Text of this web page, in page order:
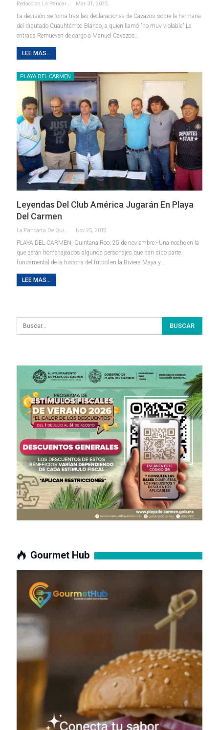
Redaccion La Pancarta De Quintana Roo Mar 31, 2025
La decisión se toma tras las declaraciones de Cavazos sobre la hermana
del diputado Cuauhtémoc Blanco, a quien llamó "no muy violable" La
entrada Remueven de cargo a Manuel Cavazos…
LEE MAS...
PLAYA DEL CARMEN
Leyendas Del Club América Jugarán En Playa
Del Carmen
La Pancarta De Quintana Roo Nov 25, 2018
PLAYA DEL CARMEN, Quintana Roo, 25 de noviembre.- Una noche en la
que serán homenajeados algunos personajes que han sido parte
fundamental de la historia del fútbol en la Riviera Maya y…
LEE MAS...
Gourmet Hub